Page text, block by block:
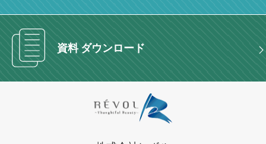
資料 ダウンロード